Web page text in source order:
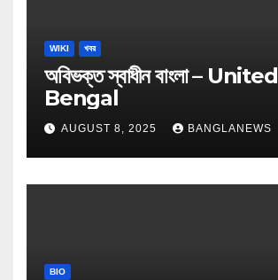
WIKI খবর
অবিভক্ত স্বাধীন বাংলা – United
Bengal
AUGUST 8, 2025 BANGLANEWS
BIO